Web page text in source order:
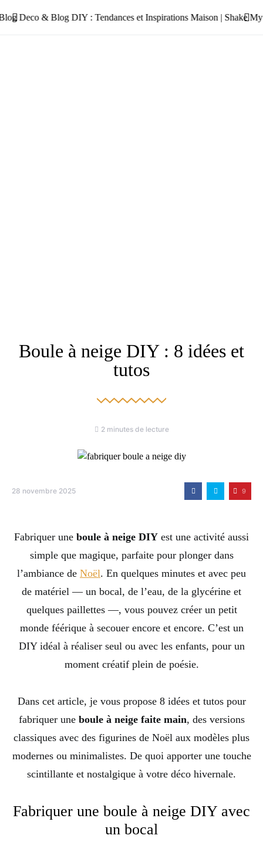
Boule à neige DIY : 8 idées et
tutos
2 minutes de lecture
28 novembre 2025 9
Fabriquer une boule à neige DIY est une activité aussi
simple que magique, parfaite pour plonger dans
l’ambiance de Noël. En quelques minutes et avec peu
de matériel — un bocal, de l’eau, de la glycérine et
quelques paillettes —, vous pouvez créer un petit
monde féérique à secouer encore et encore. C’est un
DIY idéal à réaliser seul ou avec les enfants, pour un
moment créatif plein de poésie.
Dans cet article, je vous propose 8 idées et tutos pour
fabriquer une boule à neige faite main, des versions
classiques avec des figurines de Noël aux modèles plus
modernes ou minimalistes. De quoi apporter une touche
scintillante et nostalgique à votre déco hivernale.
Fabriquer une boule à neige DIY avec
un bocal